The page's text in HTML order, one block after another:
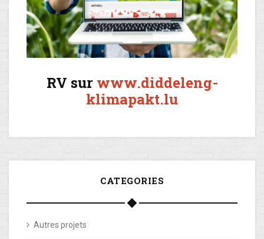
RV sur www.diddeleng-
klimapakt.lu
CATEGORIES
Autres projets